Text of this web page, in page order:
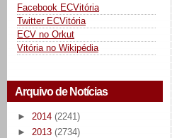
Facebook ECVitória
Twitter ECVitória
ECV no Orkut
Vitória no Wikipédia
Arquivo de Notícias
► 2014 (2241)
► 2013 (2734)